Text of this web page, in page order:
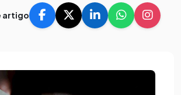
artigo